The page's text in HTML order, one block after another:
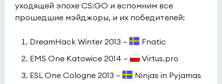
уходящей эпохе CS:GO и вспомним все
прошедшие мэйджоры, и их победителей:
DreamHack Winter 2013 —
Fnatic
EMS One Katowice 2014 —
Virtus.pro
ESL One Cologne 2013 —
Ninjas in Pyjamas